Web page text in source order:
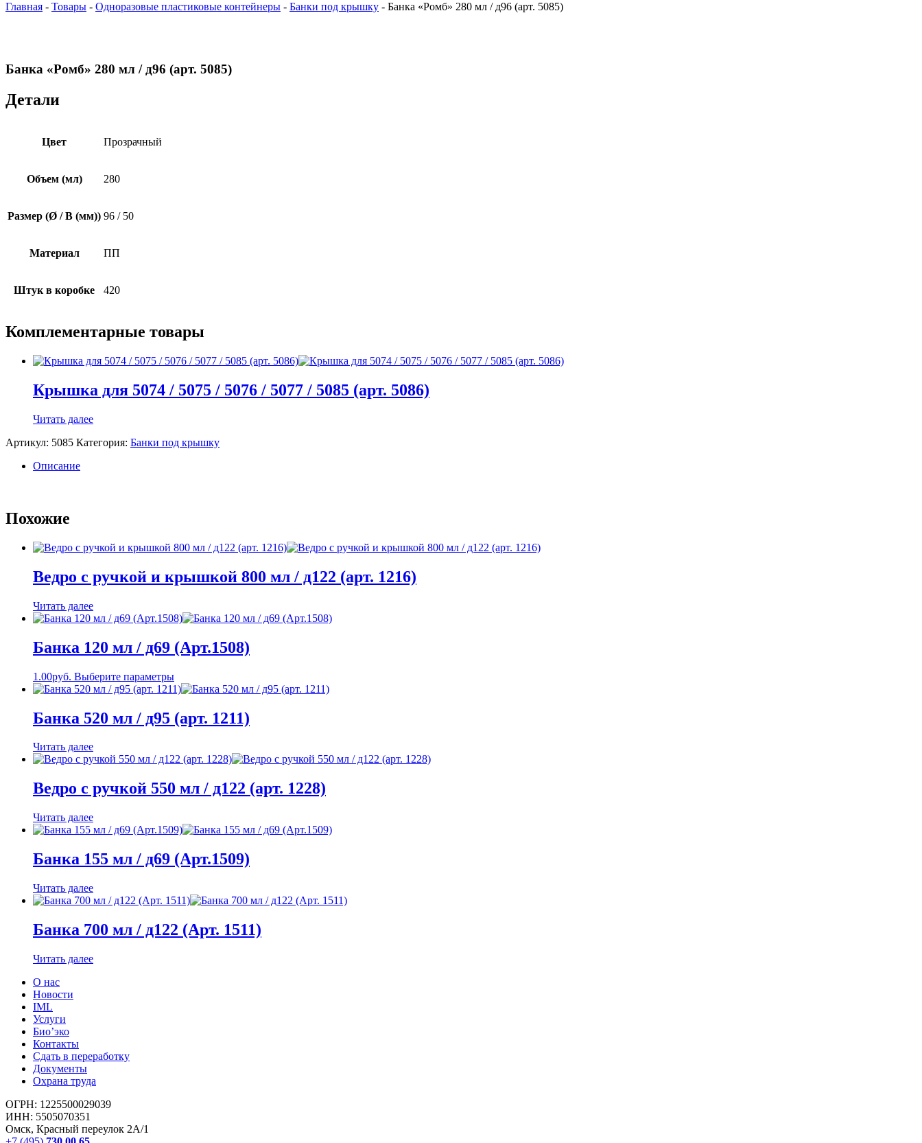
Главная - Товары - Одноразовые пластиковые контейнеры - Банки под крышку - Банка «Ромб» 280 мл / д96 (арт. 5085)
Банка «Ромб» 280 мл / д96 (арт. 5085)
Детали
Цвет Прозрачный
Объем (мл) 280
Размер (Ø / В (мм)) 96 / 50
Материал ПП
Штук в коробке 420
Комплементарные товары
Крышка для 5074 / 5075 / 5076 / 5077 / 5085 (арт. 5086)
Читать далее
Артикул: 5085 Категория: Банки под крышку
Описание
Похожие
Ведро с ручкой и крышкой 800 мл / д122 (арт. 1216)
Читать далее
Банка 120 мл / д69 (Арт.1508)
1.00руб. Выберите параметры
Банка 520 мл / д95 (арт. 1211)
Читать далее
Ведро с ручкой 550 мл / д122 (арт. 1228)
Читать далее
Банка 155 мл / д69 (Арт.1509)
Читать далее
Банка 700 мл / д122 (Арт. 1511)
Читать далее
О нас
Новости
IML
Услуги
Био’эко
Контакты
Cдать в переработку
Документы
Охрана труда
ОГРН: 1225500029039
ИНН: 5505070351
Омск, Красный переулок 2А/1